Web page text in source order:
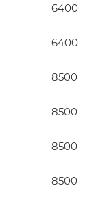
6400
6400
8500
8500
8500
8500